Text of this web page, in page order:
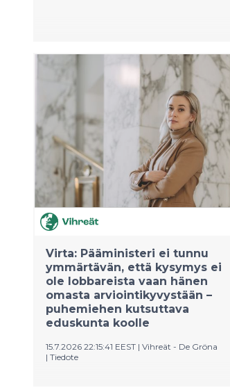
Virta: Pääministeri ei tunnu
ymmärtävän, että kysymys ei
ole lobbareista vaan hänen
omasta arviointikyvystään –
puhemiehen kutsuttava
eduskunta koolle
15.7.2026 22:15:41 EEST | Vihreät - De Gröna
| Tiedote